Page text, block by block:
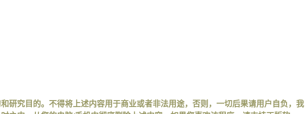
研究目的。不得将上述内容用于商业或者非法用途，否则，一切后果请用户自负，我